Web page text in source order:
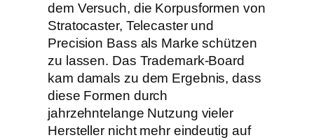
dem Versuch, die Korpusformen von
Stratocaster, Telecaster und
Precision Bass als Marke schützen
zu lassen. Das Trademark-Board
kam damals zu dem Ergebnis, dass
diese Formen durch
jahrzehntelange Nutzung vieler
Hersteller nicht mehr eindeutig auf